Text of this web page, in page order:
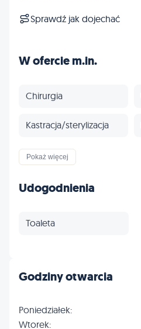
Sprawdź jak dojechać
W ofercie m.in.
Chirurgia
Kastracja/sterylizacja
Szczepienia
Stomatologia
Pokaż więcej
Udogodnienia
Toaleta
Godziny otwarcia
Poniedziałek:
Wtorek: